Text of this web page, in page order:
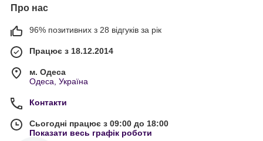
Про нас
96% позитивних з 28 відгуків за рік
Працює з 18.12.2014
м. Одеса
Одеса, Україна
Контакти
Сьогодні працює з 09:00 до 18:00
Показати весь графік роботи